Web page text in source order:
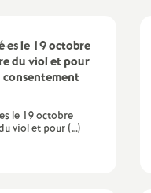
·es le 19 octobre
du viol et pour
consentement
le 19 octobre
viol et pour (…)